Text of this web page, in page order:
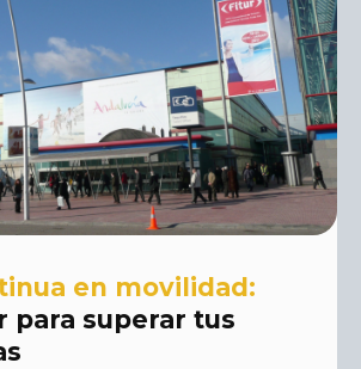
en movilidad:
para superar tus